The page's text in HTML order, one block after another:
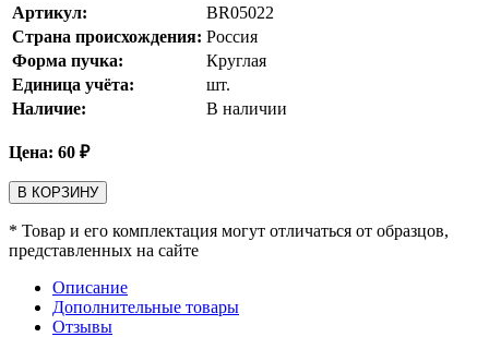
Артикул:
BR05022
Страна происхождения: Россия
Форма пучка:
Круглая
Единица учёта:
шт.
Наличие:
В наличии
Цена: 60 ₽
В КОРЗИНУ
* Товар и его комплектация могут отличаться от образцов,
представленных на сайте
Описание
Дополнительные товары
Отзывы